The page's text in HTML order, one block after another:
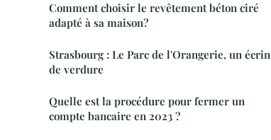
Comment choisir le revêtement béton ciré
adapté à sa maison?
Strasbourg : Le Parc de l'Orangerie, un écrin
de verdure
Quelle est la procédure pour fermer un
compte bancaire en 2023 ?